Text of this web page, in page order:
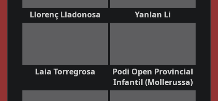
Llorenç Lladonosa Yanlan Li
Laia Torregrosa
Podi Open Provincial
Infantil (Mollerussa)